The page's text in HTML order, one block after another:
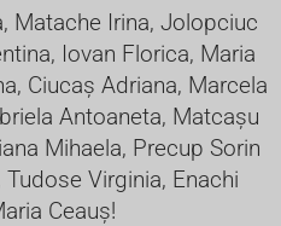
Matache Irina, Jolopciuc
Iovan Florica, Maria
Ciucaș Adriana, Marcela
Antoaneta, Matcașu
Mihaela, Precup Sorin
Virginia, Enachi
Ceauș!